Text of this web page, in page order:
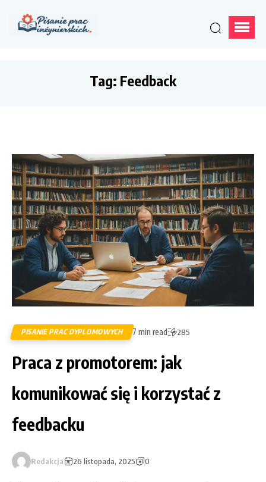
Tag: Feedback
PISANIE PRAC DYPLOMOWYCH 7 min read 285
Praca z promotorem: jak
komunikować się i korzystać z
feedbacku
Redakcja 26 listopada, 2025 0